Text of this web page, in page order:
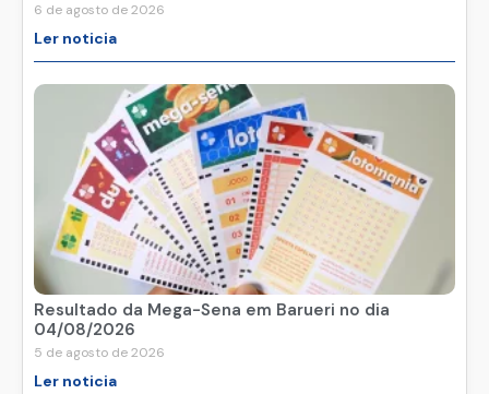
6 de agosto de 2026
Ler noticia
Resultado da Mega-Sena em Barueri no dia
04/08/2026
5 de agosto de 2026
Ler noticia